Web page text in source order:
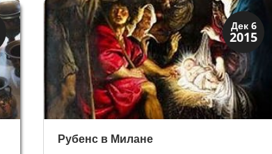
Дек 6
2015
Искусство
Художники
Рубенс в Милане